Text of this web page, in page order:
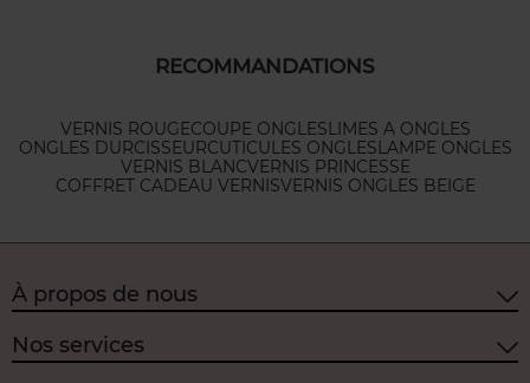
RECOMMANDATIONS
VERNIS ROUGECOUPE ONGLESLIMES A ONGLES
ONGLES DURCISSEURCUTICULES ONGLESLAMPE ONGLES
VERNIS BLANCVERNIS PRINCESSE
COFFRET CADEAU VERNISVERNIS ONGLES BEIGE
À propos de nous
Nos services